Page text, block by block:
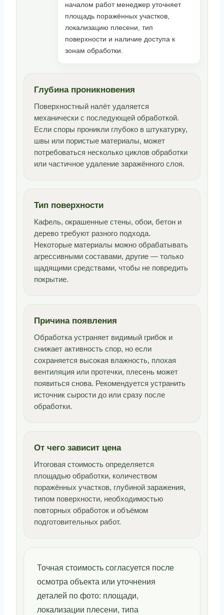
началом работ менеджер уточняет
площадь поражённых участков,
локализацию плесени, тип
поверхности и наличие доступа к
зонам обработки.
Глубина проникновения
Поверхностный налёт удаляется
механически с последующей обработкой.
Если споры проникли глубоко в штукатурку,
швы или пористые материалы, может
потребоваться несколько циклов обработки
или частичное удаление заражённого слоя.
Тип поверхности
Кафель, окрашенные стены, обои, бетон и
дерево требуют разного подхода.
Некоторые материалы можно обрабатывать
агрессивными составами, другие — только
щадящими средствами, чтобы не повредить
покрытие.
Причина появления
Обработка устраняет видимый грибок и
снижает активность спор, но если
сохраняется высокая влажность, плохая
вентиляция или протечки, плесень может
появиться снова. Рекомендуется устранить
источник сырости до или сразу после
обработки.
От чего зависит цена
Итоговая стоимость определяется
площадью обработки, количеством
поражённых участков, глубиной заражения,
типом поверхности, необходимостью
повторных обработок и объёмом
подготовительных работ.
Точная стоимость согласуется после
осмотра объекта или уточнения
деталей по фото: площади,
локализации плесени, типа